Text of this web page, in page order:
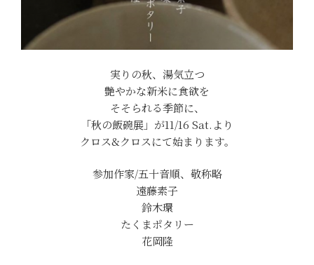
実りの秋、湯気立つ
艶やかな新米に食欲を
そそられる季節に、
「秋の飯碗展」が11/16 Sat.より
クロス&クロスにて始まります。
参加作家/五十音順、敬称略
遠藤素子
鈴木環
たくまポタリー
花岡隆